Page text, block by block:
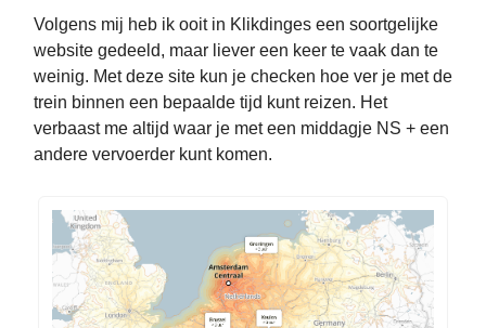
Volgens mij heb ik ooit in Klikdinges een soortgelijke
website gedeeld, maar liever een keer te vaak dan te
weinig. Met deze site kun je checken hoe ver je met de
trein binnen een bepaalde tijd kunt reizen. Het
verbaast me altijd waar je met een middagje NS + een
andere vervoerder kunt komen.